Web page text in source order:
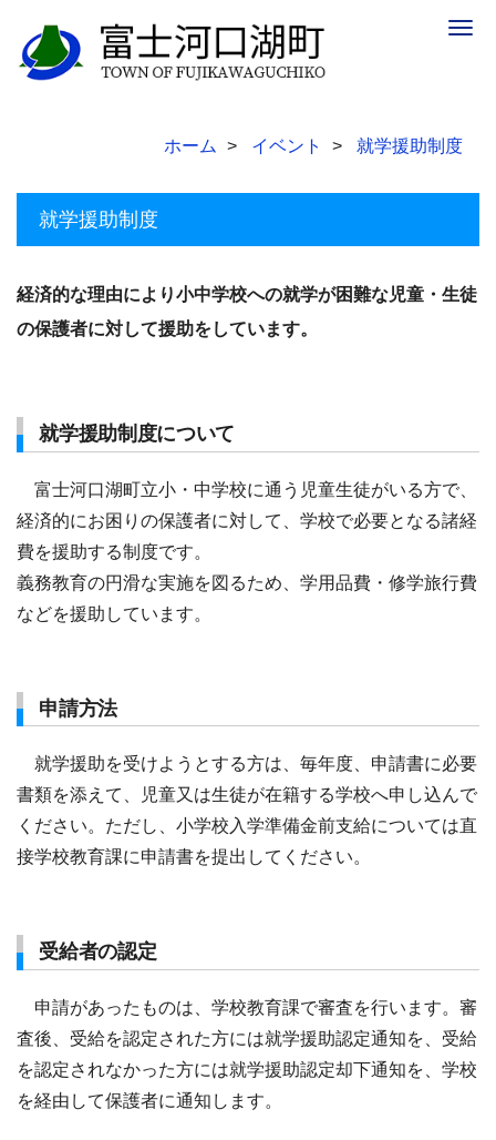
ホーム イベント 就学援助制度
就学援助制度
経済的な理由により小中学校への就学が困難な児童・生徒
の保護者に対して援助をしています。
就学援助制度について
富士河口湖町立小・中学校に通う児童生徒がいる方で、
経済的にお困りの保護者に対して、学校で必要となる諸経
費を援助する制度です。
義務教育の円滑な実施を図るため、学用品費・修学旅行費
などを援助しています。
申請方法
就学援助を受けようとする方は、毎年度、申請書に必要
書類を添えて、児童又は生徒が在籍する学校へ申し込んで
ください。ただし、小学校入学準備金前支給については直
接学校教育課に申請書を提出してください。
受給者の認定
申請があったものは、学校教育課で審査を行います。審
査後、受給を認定された方には就学援助認定通知を、受給
を認定されなかった方には就学援助認定却下通知を、学校
を経由して保護者に通知します。